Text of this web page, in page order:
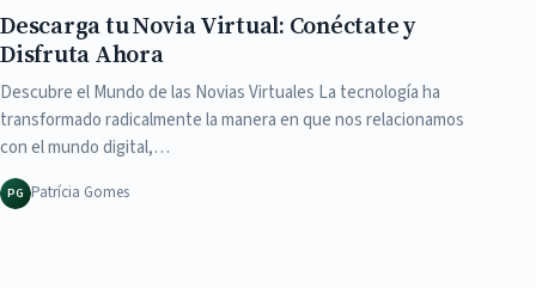
Descarga tu Novia Virtual: Conéctate y
Disfruta Ahora
Descubre el Mundo de las Novias Virtuales La tecnología ha
transformado radicalmente la manera en que nos relacionamos
con el mundo digital,…
PG Patrícia Gomes